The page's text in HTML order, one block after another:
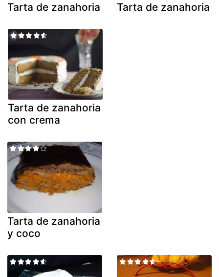
Tarta de zanahoria Tarta de zanahoria
Tarta de zanahoria
con crema
Tarta de zanahoria
y coco